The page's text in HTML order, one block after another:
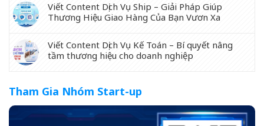
Viết Content Dịch Vụ Ship – Giải Pháp Giúp
Thương Hiệu Giao Hàng Của Bạn Vươn Xa
Viết Content Dịch Vụ Kế Toán – Bí quyết nâng
tầm thương hiệu cho doanh nghiệp
Tham Gia Nhóm Start-up